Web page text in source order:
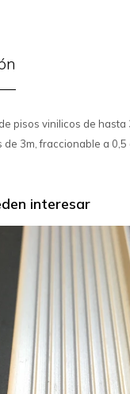
pisos vinilicos de hasta
3m, fraccionable a 0,5
interesar